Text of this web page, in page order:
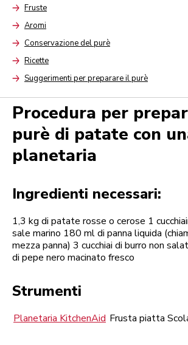
Arrow
Fruste
Arrow
Aromi
ArrowConservazione del purè
Arrow
Ricette
ArrowSuggerimenti per preparare il purè
Procedura per
purè di patate con
planetaria
Ingredienti necessari:
1,3 kg di patate rosse o cerose 1
sale marino 180 ml di panna liquida
mezza panna) 3 cucchiai di burro non
di pepe nero macinato fresco
Strumenti
Planetaria KitchenAid Frusta piatta